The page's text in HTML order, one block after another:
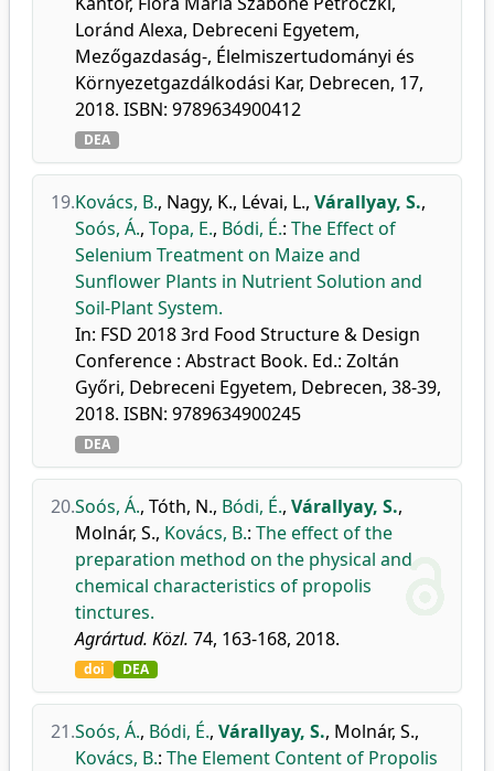
Loránd Alexa, Debreceni Egyetem,
Mezőgazdaság-, Élelmiszertudományi és
Környezetgazdálkodási Kar, Debrecen, 17,
2018. ISBN: 9789634900412
DEA
19.Kovács, B., Nagy, K., Lévai, L., Várallyay, S.,
Soós, Á., Topa, E., Bódi, É.: The Effect of
Selenium Treatment on Maize and
Sunflower Plants in Nutrient Solution and
Soil-Plant System.
In: FSD 2018 3rd Food Structure & Design
Conference : Abstract Book. Ed.: Zoltán
Győri, Debreceni Egyetem, Debrecen, 38-39,
2018. ISBN: 9789634900245
DEA
20.Soós, Á., Tóth, N., Bódi, É., Várallyay, S.,
Molnár, S., Kovács, B.: The effect of the
preparation method on the physical and
chemical characteristics of propolis
tinctures.
Agrártud. Közl. 74, 163-168, 2018.
doi DEA
21.Soós, Á., Bódi, É., Várallyay, S., Molnár, S.,
Kovács, B.: The Element Content of Propolis